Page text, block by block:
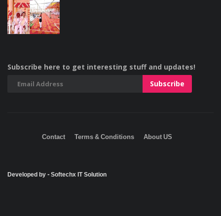
Subscribe here to get interesting stuff and updates!
Contact Terms & Conditions About US
Developed by - Softechx IT Solution